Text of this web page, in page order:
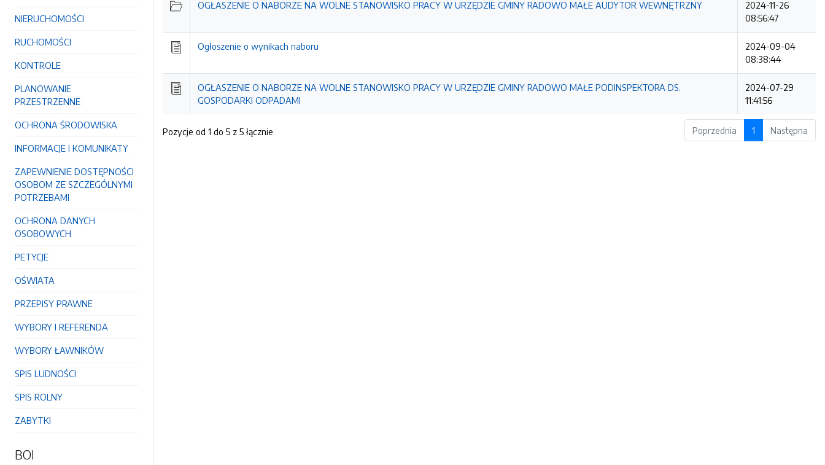
NIERUCHOMOŚCI
RUCHOMOŚCI
KONTROLE
PLANOWANIE
PRZESTRZENNE
OCHRONA ŚRODOWISKA
INFORMACJE I KOMUNIKATY
ZAPEWNIENIE DOSTĘPNOŚCI
OSOBOM ZE SZCZEGÓLNYMI
POTRZEBAMI
OCHRONA DANYCH
OSOBOWYCH
PETYCJE
OŚWIATA
PRZEPISY PRAWNE
WYBORY I REFERENDA
WYBORY ŁAWNIKÓW
SPIS LUDNOŚCI
SPIS ROLNY
ZABYTKI
BOI
OGŁASZENIE O NABORZE NA WOLNE STANOWISKO PRACY W URZĘDZIE GMINY RADOWO MAŁE AUDYTOR WEWNĘTRZNY
2024-11-26
08:56:47
Ogłoszenie o wynikach naboru
2024-09-04
08:38:44
OGŁASZENIE O NABORZE NA WOLNE STANOWISKO PRACY W URZĘDZIE GMINY RADOWO MAŁE PODINSPEKTORA DS.
GOSPODARKI ODPADAMI
2024-07-29
11:41:56
Pozycje od 1 do 5 z 5 łącznie Poprzednia 1 Następna